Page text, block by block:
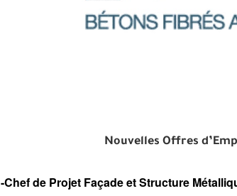
Nouvelles Offres
-Chef de Projet Façade et Structure